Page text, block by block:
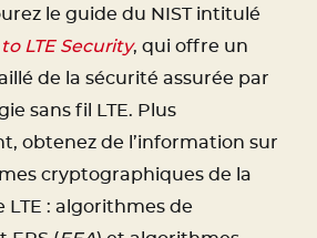
le guide du NIST intitulé
LTE Security, qui offre un
de la sécurité assurée par
sans fil LTE. Plus
obtenez de l’information sur
cryptographiques de la
LTE : algorithmes de